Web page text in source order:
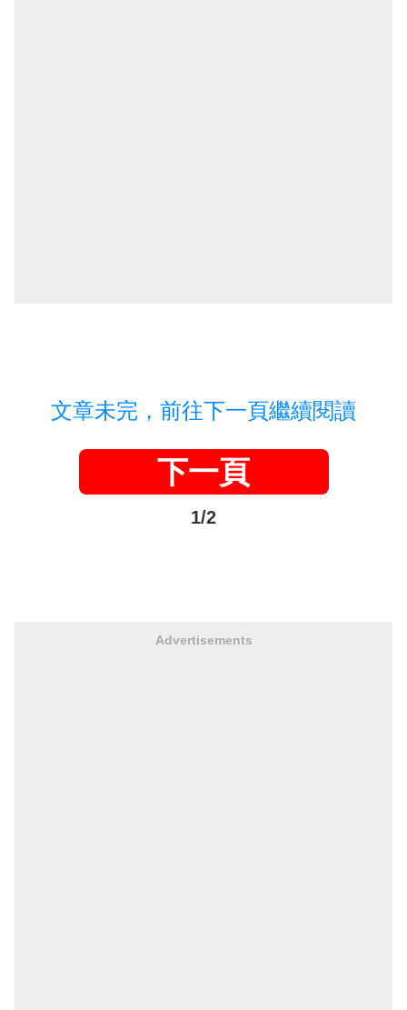
文章未完，前往下一頁繼續閱讀
下一頁
1/2
Advertisements